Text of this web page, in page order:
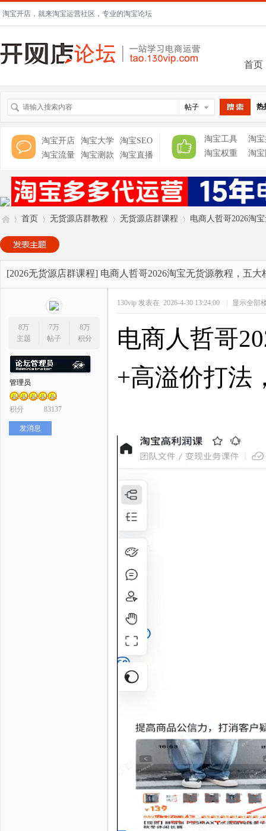
淘宝开店，就来淘宝运营社区，专业的淘宝论坛
首页
帖子 热
淘宝开店 淘宝大学
淘宝SEO
淘宝流量
淘宝测款 淘宝直播
淘宝工具
淘
淘宝权重
淘
开 »
首页
›
无货源店群教程
›
无货源店群课程
›
电商人哲哥2026淘
[2026无货源店群课程] 电商人哲哥2026淘宝无货源教程，五
8万
主题
7万
帖子
8万
积分
管理员
积分 83137
发消息
130vip 发表在 2026-4-30 13:24:00 | 显示全部
电商人哲哥
+高溢价打法